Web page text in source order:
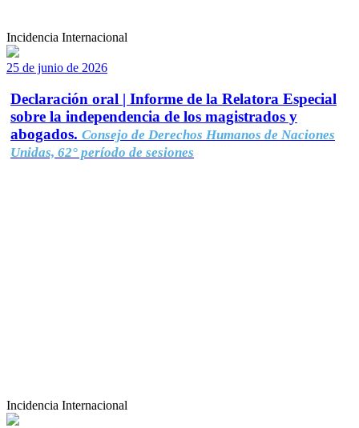
Incidencia Internacional
25 de junio de 2026
Declaración oral | Informe de la Relatora Especial
sobre la independencia de los magistrados y
abogados. Consejo de Derechos Humanos de Naciones
Unidas, 62° período de sesiones
Incidencia Internacional